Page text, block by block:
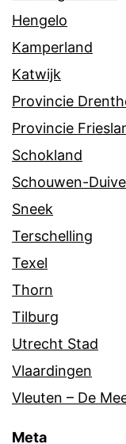
Hengelo
Kamperland
Katwijk
Provincie
Provincie
Schokland
Schouwen-
Sneek
Terschelling
Texel
Thorn
Tilburg
Utrecht Stad
Vlaardingen
Vleuten – De
Meta